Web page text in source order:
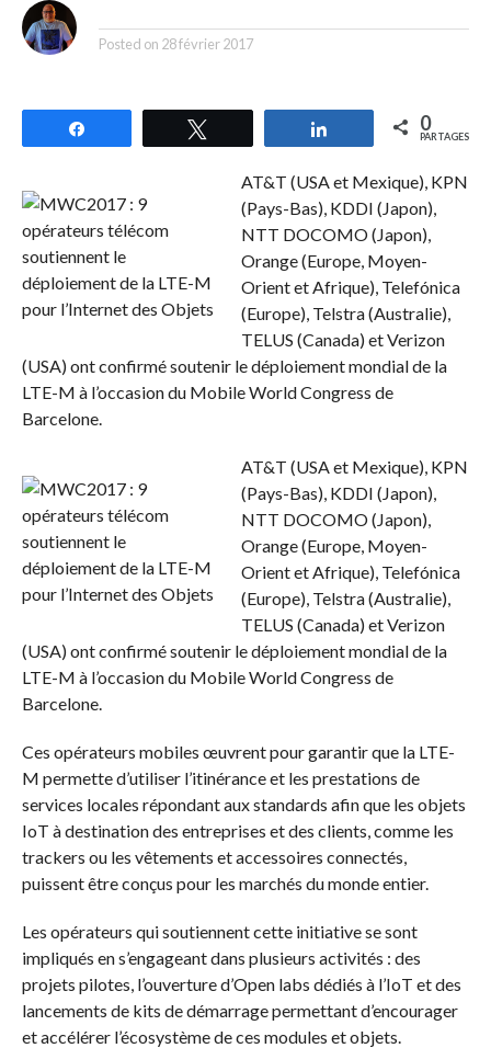
Posted on 28 février 2017
Partagez 0
PARTAGES
AT&T (USA et Mexique), KPN
(Pays-Bas), KDDI (Japon),
NTT DOCOMO (Japon),
Orange (Europe, Moyen-
Orient et Afrique), Telefónica
(Europe), Telstra (Australie),
TELUS (Canada) et Verizon
(USA) ont confirmé soutenir le déploiement mondial de la
LTE-M à l’occasion du Mobile World Congress de
Barcelone.
AT&T (USA et Mexique), KPN
(Pays-Bas), KDDI (Japon),
NTT DOCOMO (Japon),
Orange (Europe, Moyen-
Orient et Afrique), Telefónica
(Europe), Telstra (Australie),
TELUS (Canada) et Verizon
(USA) ont confirmé soutenir le déploiement mondial de la
LTE-M à l’occasion du Mobile World Congress de
Barcelone.
Ces opérateurs mobiles œuvrent pour garantir que la LTE-
M permette d’utiliser l’itinérance et les prestations de
services locales répondant aux standards afin que les objets
IoT à destination des entreprises et des clients, comme les
trackers ou les vêtements et accessoires connectés,
puissent être conçus pour les marchés du monde entier.
Les opérateurs qui soutiennent cette initiative se sont
impliqués en s’engageant dans plusieurs activités : des
projets pilotes, l’ouverture d’Open labs dédiés à l’IoT et des
lancements de kits de démarrage permettant d’encourager
et accélérer l’écosystème de ces modules et objets.